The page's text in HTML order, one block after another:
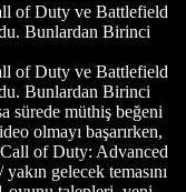
of Duty ve Battlefield
Bunlardan Birinci
of Duty ve Battlefield
Bunlardan Birinci
sürede müthiş beğeni
olmayı başarırken,
of Duty: Advanced
gelecek temasını